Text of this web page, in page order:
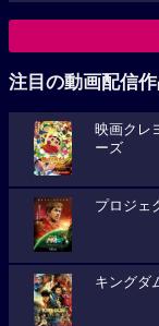
注目の動画配信
映画クレ
ーズ
プロジェ
キングダ